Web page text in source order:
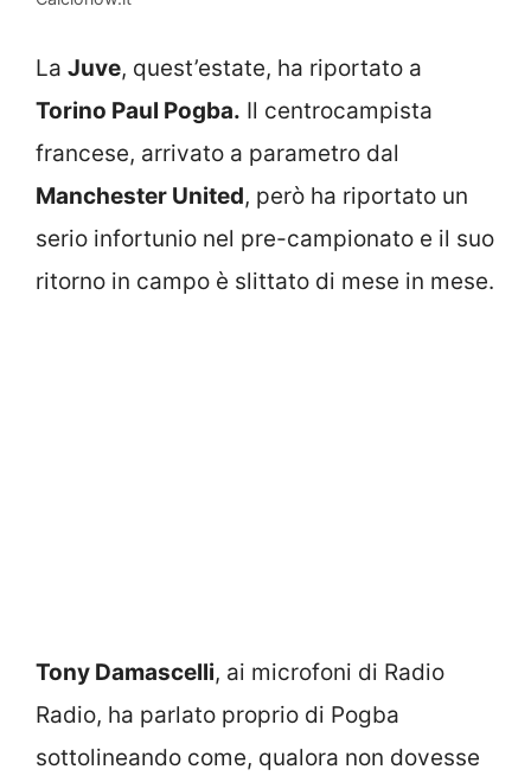
La Juve, quest’estate, ha riportato a
Torino Paul Pogba. Il centrocampista
francese, arrivato a parametro dal
Manchester United, però ha riportato un
serio infortunio nel pre-campionato e il suo
ritorno in campo è slittato di mese in mese.
Tony Damascelli, ai microfoni di Radio
Radio, ha parlato proprio di Pogba
sottolineando come, qualora non dovesse